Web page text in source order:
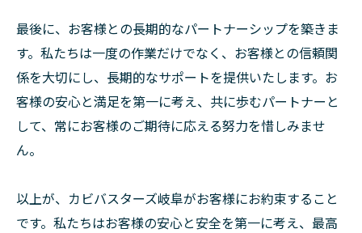
最後に、お客様との長期的なパートナーシップを築きま
す。私たちは一度の作業だけでなく、お客様との信頼関
係を大切にし、長期的なサポートを提供いたします。お
客様の安心と満足を第一に考え、共に歩むパートナーと
して、常にお客様のご期待に応える努力を惜しみませ
ん。
以上が、カビバスターズ岐阜がお客様にお約束すること
です。私たちはお客様の安心と安全を第一に考え、最高